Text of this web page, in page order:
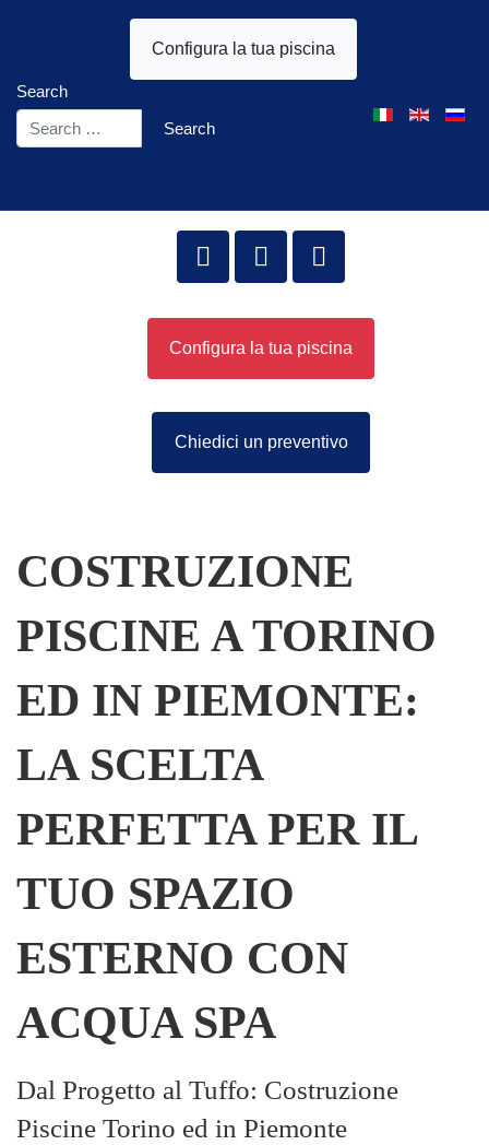
Configura la tua piscina
Search
Search
Select your
Configura la tua piscina
Chiedici un preventivo
COSTRUZIONE
PISCINE A TORINO
ED IN PIEMONTE:
LA SCELTA
PERFETTA PER IL
TUO SPAZIO
ESTERNO CON
ACQUA SPA
Dal Progetto al Tuffo: Costruzione
Piscine Torino ed in Piemonte